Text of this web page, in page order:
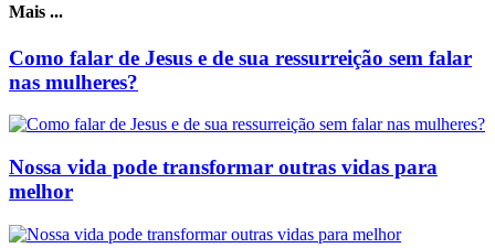
Mais ...
Como falar de Jesus e de sua ressurreição sem falar
nas mulheres?
Nossa vida pode transformar outras vidas para
melhor